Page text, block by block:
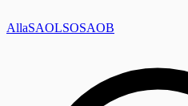
AllaSAOLSOSAOB